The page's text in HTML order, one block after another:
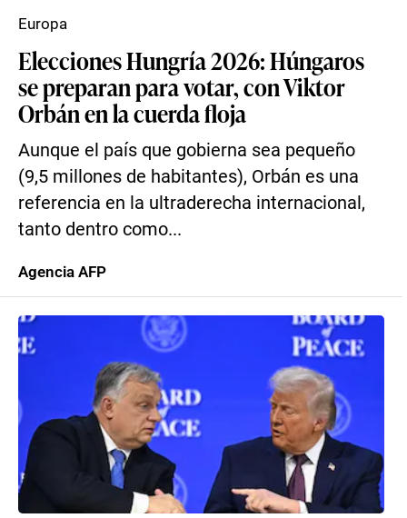
Elecciones Hungría 2026: Húngaros
se preparan para votar, con Viktor
Orbán en la cuerda floja
Aunque el país que gobierna sea pequeño
(9,5 millones de habitantes), Orbán es una
referencia en la ultraderecha internacional,
tanto dentro como...
Europa
Agencia AFP